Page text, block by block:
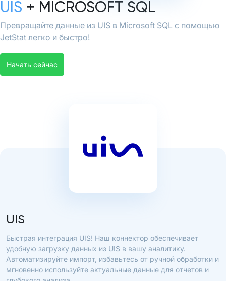
UIS + MICROSOFT SQL
Превращайте данные из UIS в Microsoft SQL с помощью
JetStat легко и быстро!
Начать сейчас
UIS
Быстрая интеграция UIS! Наш коннектор обеспечивает
удобную загрузку данных из UIS в вашу аналитику.
Автоматизируйте импорт, избавьтесь от ручной обработки и
мгновенно используйте актуальные данные для отчетов и